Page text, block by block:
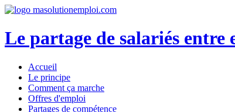
Le partage de salariés entre
Accueil
Le principe
Comment ça marche
Offres d'emploi
Partages de compétence